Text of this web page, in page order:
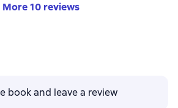
More 10 reviews
book and leave a review